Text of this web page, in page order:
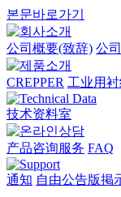
본문바로가기
公司概要(致辞) 公
CREPPER 工业用
技术资料室
产品咨询服务 FAQ
通知 自由公告版掲